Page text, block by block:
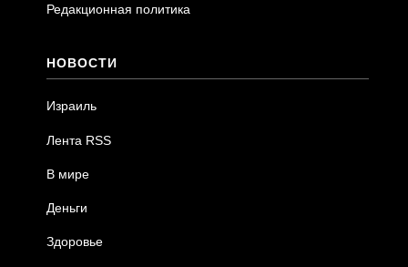
Редакционная политика
НОВОСТИ
Израиль
Лента RSS
В мире
Деньги
Здоровье